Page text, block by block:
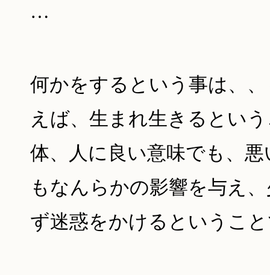
…
何かをするという事は、
えば、生まれ生きるとい
体、人に良い意味でも、悪
もなんらかの影響を与え
ず迷惑をかけるというこ